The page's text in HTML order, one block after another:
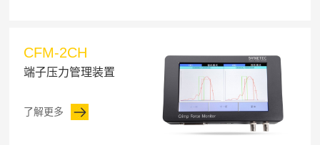
CFM-2CH
端子压力管理装置
了解更多